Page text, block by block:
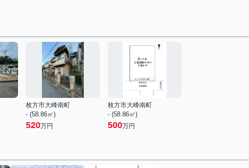
枚方市大峰南町
- (58.86㎡)
520万円
枚方市大峰南町
- (58.86㎡)
500万円